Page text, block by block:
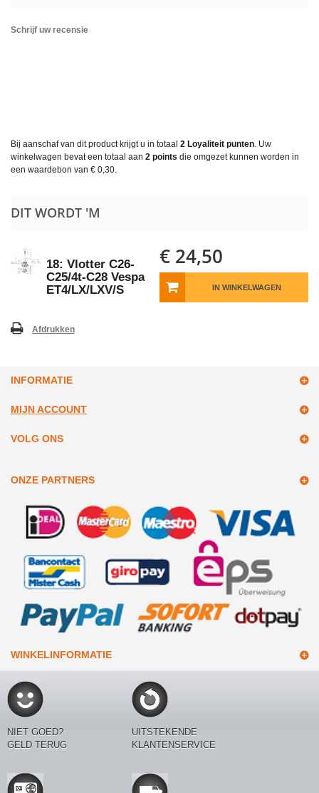
Schrijf uw recensie
Bij aanschaf van dit product krijgt u in totaal 2 Loyaliteit punten. Uw
winkelwagen bevat een totaal aan 2 points die omgezet kunnen worden in
een waardebon van € 0,30.
DIT WORDT 'M
18: Vlotter C26-
C25/4t-C28 Vespa
ET4/LX/LXV/S
€ 24,50
IN WINKELWAGEN
Afdrukken
INFORMATIE
MIJN ACCOUNT
VOLG ONS
ONZE PARTNERS
WINKELINFORMATIE
NIET GOED?
GELD TERUG
UITSTEKENDE
KLANTENSERVICE